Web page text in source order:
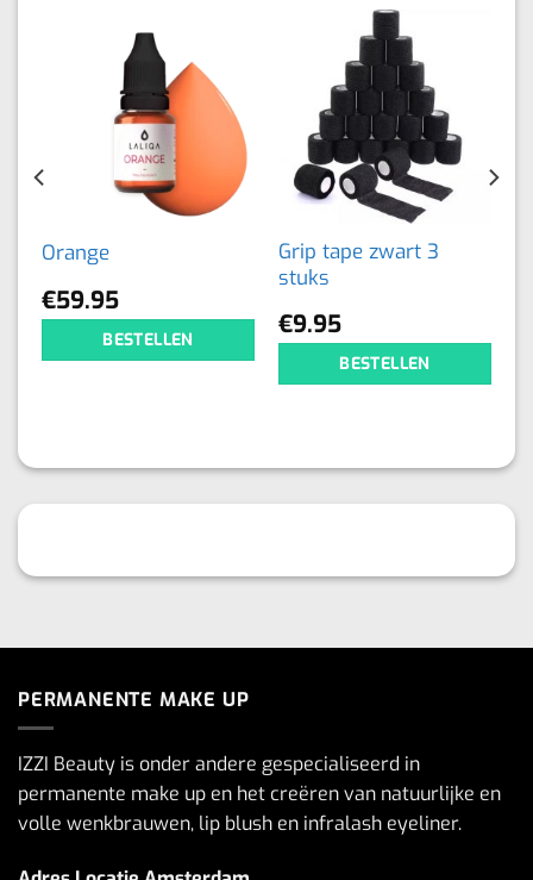
Orange
€59.95
BESTELLEN
Grip tape zwart 3
stuks
€9.95
BESTELLEN
PERMANENTE MAKE UP
IZZI Beauty is onder andere gespecialiseerd in
permanente make up en het creëren van natuurlijke en
volle wenkbrauwen, lip blush en infralash eyeliner.